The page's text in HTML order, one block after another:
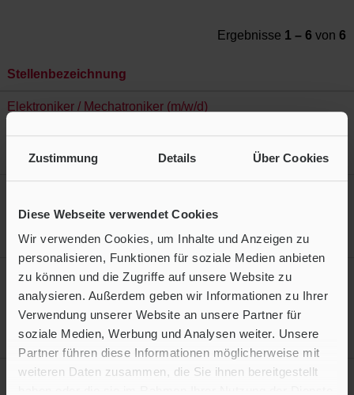
Zustimmung Details Über Cookies
Diese Webseite verwendet Cookies
Wir verwenden Cookies, um Inhalte und Anzeigen zu
personalisieren, Funktionen für soziale Medien anbieten
zu können und die Zugriffe auf unsere Website zu
analysieren. Außerdem geben wir Informationen zu Ihrer
Verwendung unserer Website an unsere Partner für
soziale Medien, Werbung und Analysen weiter. Unsere
Partner führen diese Informationen möglicherweise mit
weiteren Daten zusammen, die Sie ihnen bereitgestellt
Ergebnisse 1 – 6 von 6
Stellenbezeichnung
Elektroniker / Mechatroniker (m/w/d)
Langen, HE, DE, 63225
Sales
Bundesweit, DE
HR Payroll Specialist / Personalsachbearbeiter (m/w/d) -
Entgeltabrechnung
Operations
Frankfurt am Main, HE, DE, 60549
HR Payroll Specialist/Personalsachbearbeiter (m/w/d) -